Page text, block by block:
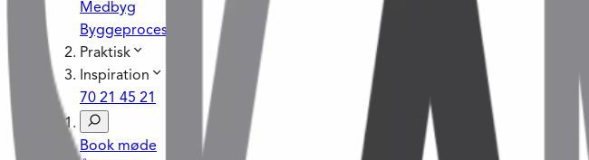
Medbyg
Byggeprocessen
Praktisk
Inspiration
70 21 45 21
Book møde